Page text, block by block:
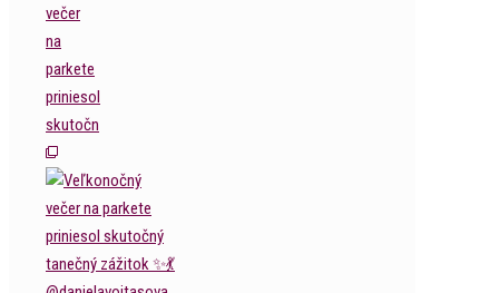
večer
na
parkete
priniesol
skutočn